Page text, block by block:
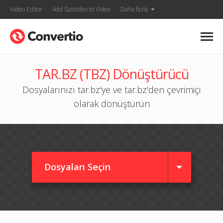
Video Editor Add Subtitles to Video Daha fazla
TAR.BZ (TBZ) Dönüştürücü
Dosyalarınızı tar.bz'ye ve tar.bz'den çevrimiçi
olarak dönüştürün
Dosyaları Seçin